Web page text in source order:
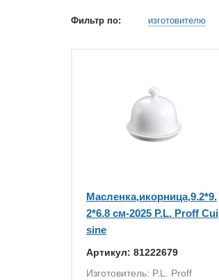
Фильтр по: изготовителю
Масленка,икорница,9.2*9.
2*6.8 см-2025 P.L. Proff Cui
sine
Артикул: 81222679
Изготовитель: P.L. Proff